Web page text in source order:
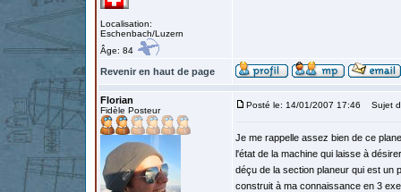
Localisation:
Eschenbach/Luzern
Âge: 84
Revenir en haut de page
Florian
Fidèle Posteur
Posté le: 14/01/2007 17:46 Sujet
Je me rappelle assez bien de ce
l'état de la machine qui laisse à
déçu de la section planeur qui est un
construit à ma connaissance en 3